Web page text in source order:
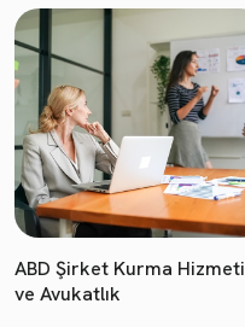
ABD Şirket Kurma Hizmeti
ve Avukatlık